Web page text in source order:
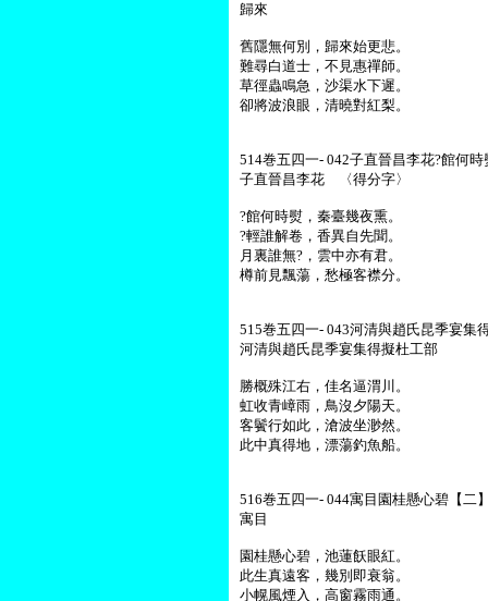
歸來
舊隱無何別，歸來始更悲。
難尋白道士，不見惠禪師。
草徑蟲鳴急，沙渠水下遲。
卻將波浪眼，清曉對紅梨。
514巻五四一- 042子直晉昌李花?館何
子直晉昌李花 〈得分字〉
?館何時熨，秦臺幾夜熏。
?輕誰解卷，香異自先聞。
月裏誰無?，雲中亦有君。
樽前見飄蕩，愁極客襟分。
515巻五四一- 043河清與趙氏昆季宴
河清與趙氏昆季宴集得擬杜工部
勝概殊江右，佳名逼渭川。
虹收青嶂雨，鳥沒夕陽天。
客鬢行如此，滄波坐渺然。
此中真得地，漂蕩釣魚船。
516巻五四一- 044寓目園桂懸心碧【
寓目
園桂懸心碧，池蓮飫眼紅。
此生真遠客，幾別即衰翁。
小幌風煙入，高窗霧雨通。